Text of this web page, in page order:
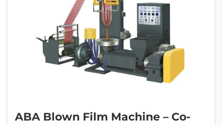
ABA Blown Film Machine – Co-